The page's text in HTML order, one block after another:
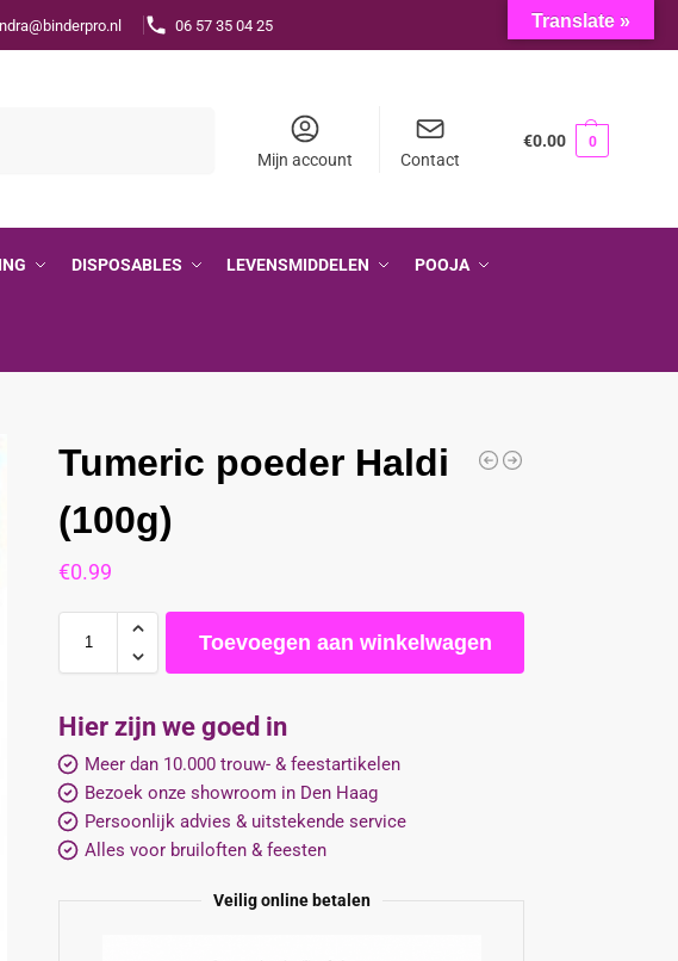
06 57 35 04 25
Mijn account Contact
€0.00 0
DISPOSABLES LEVENSMIDDELEN POOJA
Tumeric poeder Haldi
(100g)
€0.99
Toevoegen aan winkelwagen
Hier zijn we goed in
Meer dan 10.000 trouw- & feestartikelen
Bezoek onze showroom in Den Haag
Persoonlijk advies & uitstekende service
Alles voor bruiloften & feesten
Veilig online betalen
Translate »